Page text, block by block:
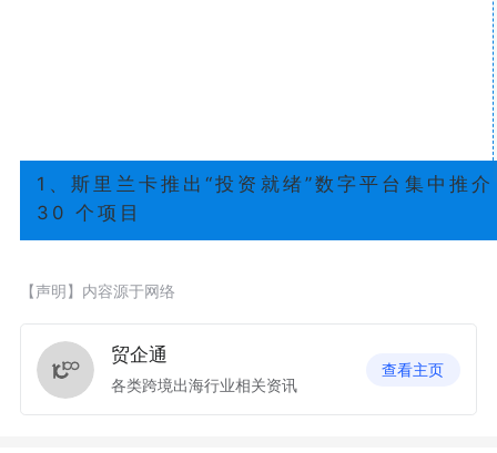
1、斯里兰卡推出“投资就绪”数字平台集中推介
30 个项目
【声明】内容源于网络
贸企通
各类跨境出海行业相关资讯
查看主页